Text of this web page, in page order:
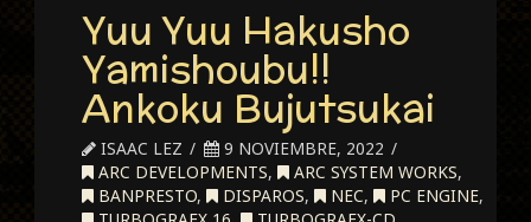
Yuu Yuu Hakusho
Yamishoubu!!
Ankoku Bujutsukai
ISAAC LEZ
9 NOVIEMBRE, 2022
ARC DEVELOPMENTS, ARC SYSTEM WORKS,
BANPRESTO, DISPAROS, NEC, PC ENGINE,